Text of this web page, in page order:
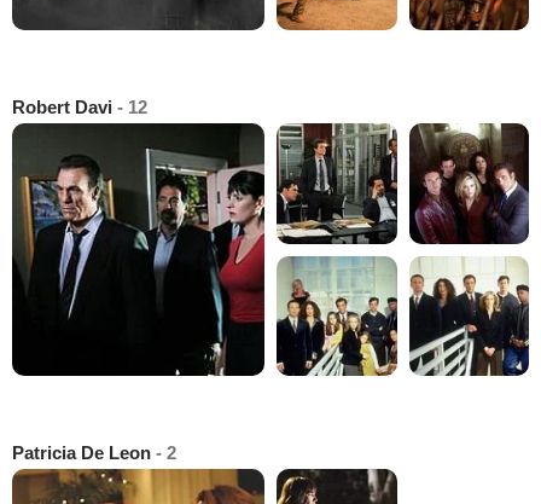
Robert Davi - 12
Patricia De Leon - 2